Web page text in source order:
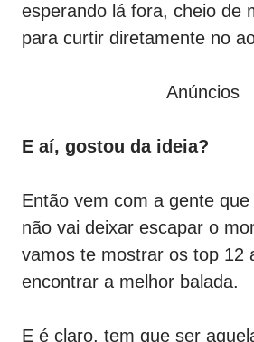
esperando lá fora, cheio de
para curtir diretamente no
Anúncios
E aí, gostou da ideia?
Então vem com a gente
não vai deixar escapar o
vamos te mostrar os top 12
encontrar a melhor balada.
E é claro, tem que ser